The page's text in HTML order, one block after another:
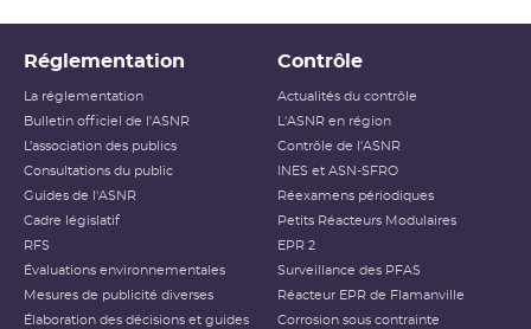
Réglementation
La réglementation
Bulletin officiel de l'ASNR
L’association des publics
Consultations du public
Guides de l'ASNR
Cadre législatif
RFS
Évaluations environnementales
Mesures de publicité diverses
Élaboration des décisions et guides
Contrôle
Actualités du contrôle
L'ASNR en région
Contrôle de l'ASNR
INES et ASN-SFRO
Réexamens périodiques
Petits Réacteurs Modulaires
EPR 2
Surveillance des PFAS
Réacteur EPR de Flamanville
Corrosion sous contrainte